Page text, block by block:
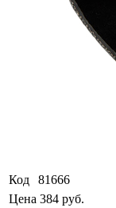
Код
81666
Цена 384 руб.